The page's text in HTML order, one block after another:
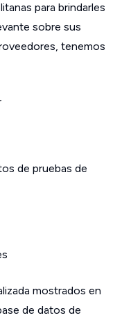
para brindarles
sobre sus
tenemos
de pruebas de
mostrados en
de datos de